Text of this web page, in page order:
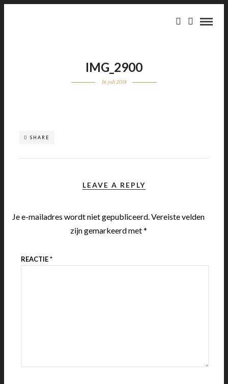
IMG_2900
16 juli 2018
SHARE
LEAVE A REPLY
Je e-mailadres wordt niet gepubliceerd.Vereiste velden
zijn gemarkeerd met*
REACTIE*